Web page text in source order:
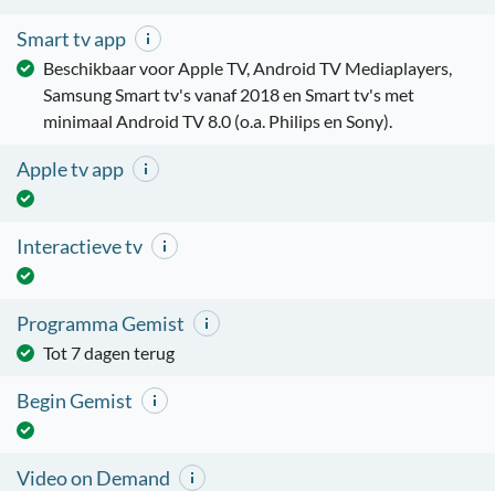
Smart tv app
Beschikbaar voor Apple TV, Android TV Mediaplayers,
Samsung Smart tv's vanaf 2018 en Smart tv's met
minimaal Android TV 8.0 (o.a. Philips en Sony).
Apple tv app
Interactieve tv
Programma Gemist
Tot 7 dagen terug
Begin Gemist
Video on Demand